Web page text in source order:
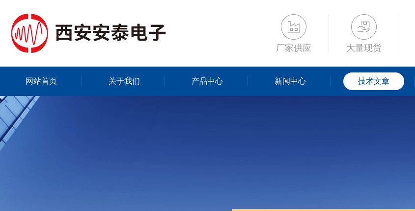
厂家供应 大量现货
网站首页 关于我们 产品中心 新闻中心 技术文章